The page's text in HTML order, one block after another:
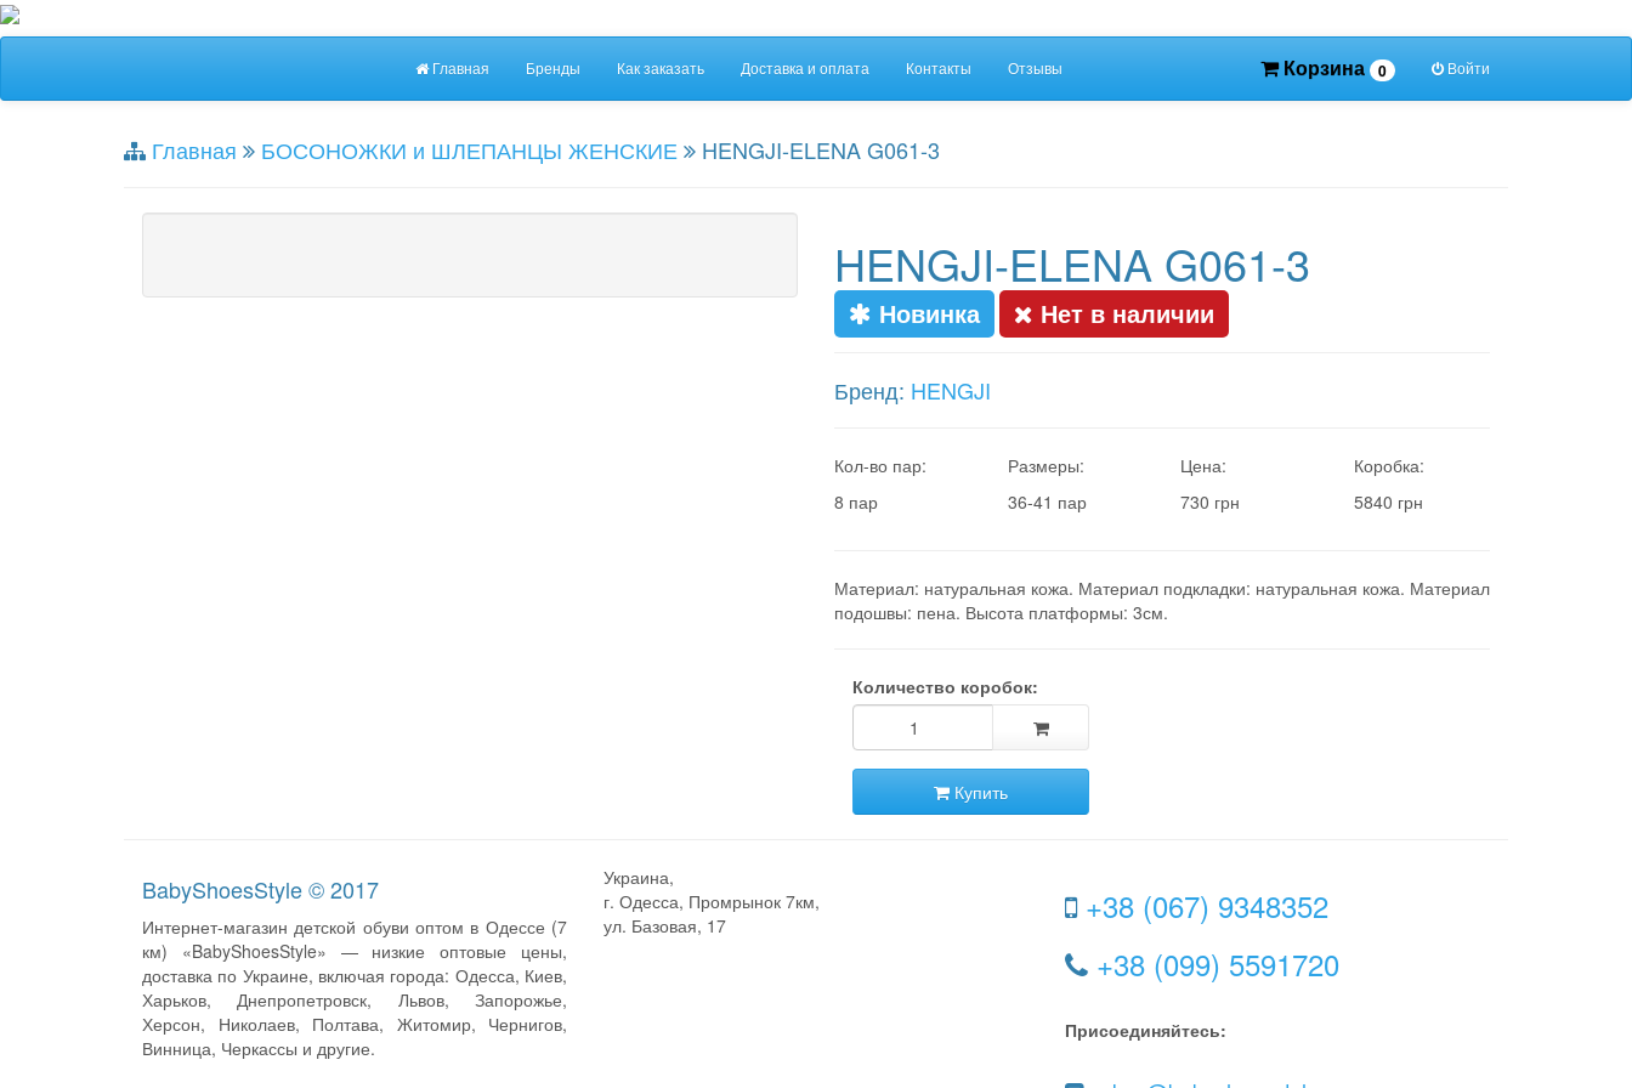
Главная Бренды Как заказать Доставка и оплата Контакты Отзывы Корзина 0 Войти
Главная БОСОНОЖКИ и ШЛЕПАНЦЫ ЖЕНСКИЕ HENGJI-ELENA G061-3
HENGJI-ELENA G061-3
Новинка Нет в наличии
Бренд: HENGJI
Кол-во пар:
8 пар
Размеры:
36-41 пар
Цена:
730 грн
Коробка:
5840 грн
Материал: натуральная кожа. Материал подкладки: натуральная кожа. Материал
подошвы: пена. Высота платформы: 3см.
Количество коробок:
Купить
BabyShoesStyle © 2017
Интернет-магазин детской обуви оптом в Одессе (7
км) «BabyShoesStyle» — низкие оптовые цены,
доставка по Украине, включая города: Одесса, Киев,
Харьков, Днепропетровск, Львов, Запорожье,
Херсон, Николаев, Полтава, Житомир, Чернигов,
Винница, Черкассы и другие.
Украина,
г. Одесса, Промрынок 7км,
ул. Базовая, 17
+38 (067) 9348352
+38 (099) 5591720
Присоединяйтесь: